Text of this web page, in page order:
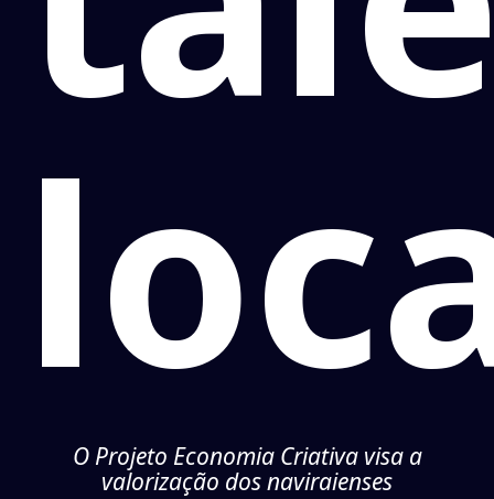
O Projeto Economia Criativa visa a
valorização dos naviraienses